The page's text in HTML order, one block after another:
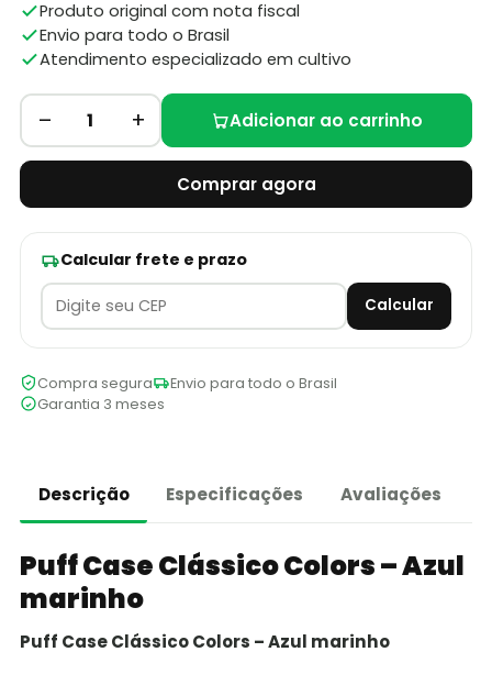
Produto original com nota fiscal
Envio para todo o Brasil
Atendimento especializado em cultivo
– 1 + Adicionar ao carrinho
Comprar agora
Calcular frete e prazo
Calcular
Compra segura
Envio para todo o Brasil
Garantia 3 meses
Descrição Especificações Avaliações
Puff Case Clássico Colors – Azul
marinho
Puff Case Clássico Colors – Azul marinho